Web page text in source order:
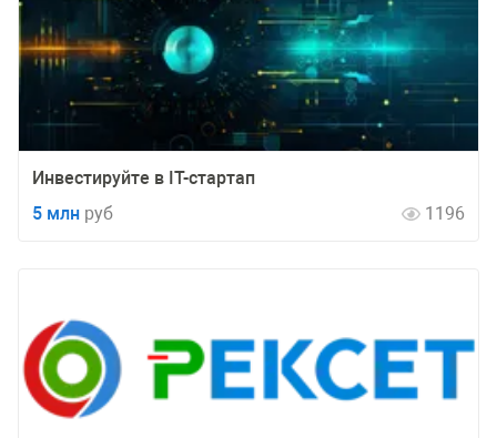
Инвестируйте в IT-стартап
5 млн руб 1196